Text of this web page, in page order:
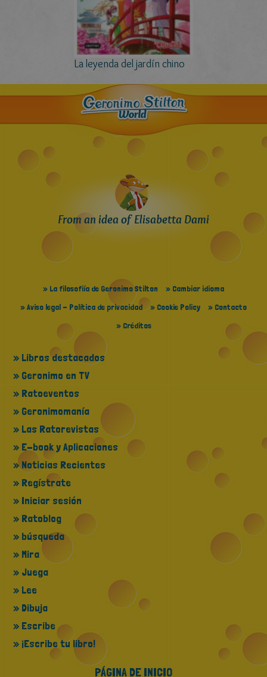
La leyenda del jardín chino
From an idea of Elisabetta Dami
» La filosofiía de Geronimo Stilton
» Cambiar idioma
» Aviso legal - Política de privacidad
» Cookie Policy
» Contacto
» Créditos
» Libros destacados
» Geronimo en TV
» Ratoeventos
» Geronimomanía
» Las Ratorevistas
» E-book y Aplicaciones
» Noticias Recientes
» Regístrate
» Iniciar sesión
» Ratoblog
» búsqueda
» Mira
» Juega
» Lee
» Dibuja
» Escribe
» ¡Escribe tu libro!
PÁGINA DE INICIO